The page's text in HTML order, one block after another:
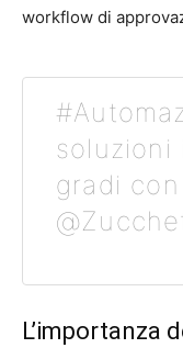
workflow di
soluzioni
gradi con
L’importanza